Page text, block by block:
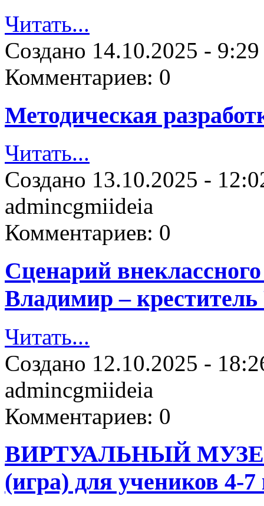
Читать...
Создано 14.10.2025 - 9:29
Комментариев: 0
Методическая
Читать...
Создано 13.10.2025 -
admincgmiideia
Комментариев: 0
Сценарий
Владимир – креститель
Читать...
Создано 12.10.2025 -
admincgmiideia
Комментариев: 0
ВИРТУАЛЬНЫЙ
(игра) для учеников 4-7